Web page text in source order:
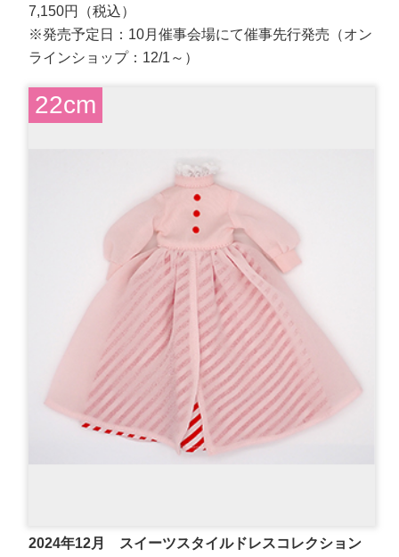
7,150円（税込）
※発売予定日：10月催事会場にて催事先行発売（オン
ラインショップ：12/1～）
22cm
2024年12月 スイーツスタイルドレスコレクション